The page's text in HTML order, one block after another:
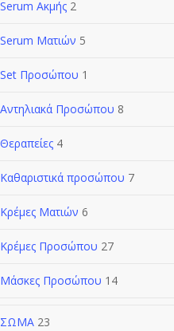
Serum Ακμής 2
Serum Ματιών 5
Set Προσώπου 1
Αντηλιακά Προσώπου 8
Θεραπείες 4
Καθαριστικά προσώπου 7
Κρέμες Ματιών 6
Κρέμες Προσώπου 27
Μάσκες Προσώπου 14
ΣΩΜΑ 23